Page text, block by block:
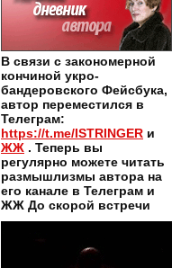
В связи с закономерной
кончиной укро-
бандеровского Фейсбука,
автор переместился в
Телеграм:
https://t.me/ISTRINGER и
ЖЖ . Теперь вы
регулярно можете читать
размышлизмы автора на
его канале в Телеграм и
ЖЖ До скорой встречи